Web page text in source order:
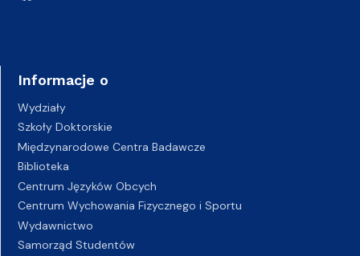
Informacje o
Wydziały
Szkoły Doktorskie
Międzynarodowe Centra Badawcze
Biblioteka
Centrum Języków Obcych
Centrum Wychowania Fizycznego i Sportu
Wydawnictwo
Samorząd Studentów